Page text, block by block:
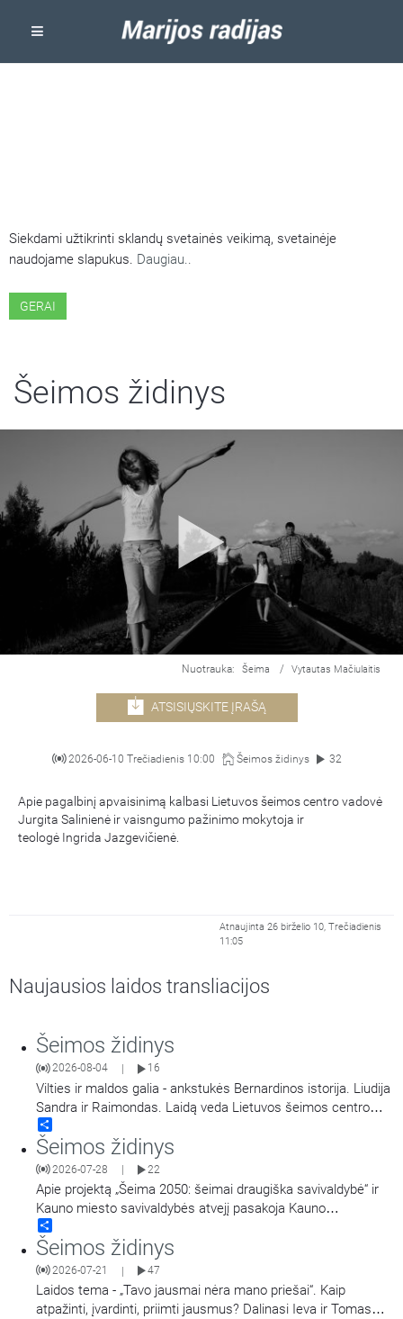
Siekdami užtikrinti sklandų svetainės veikimą, svetainėje
naudojame slapukus. Daugiau..
GERAI
Šeimos židinys
Nuotrauka: Šeima / Vytautas Mačiulaitis
ATSISIŲSKITE ĮRAŠĄ
2026-06-10 Trečiadienis 10:00 Šeimos židinys 32
Apie pagalbinį apvaisinimą kalbasi Lietuvos šeimos centro vadovė
Jurgita Salinienė ir vaisngumo pažinimo mokytoja ir
teologė Ingrida Jazgevičienė.
Atnaujinta 26 birželio 10, Trečiadienis
11:05
Naujausios laidos transliacijos
Šeimos židinys
2026-08-04 16
Vilties ir maldos galia - ankstukės Bernardinos istorija. Liudija
Sandra ir Raimondas. Laidą veda Lietuvos šeimos centro
vadovė Jurgita Salinienė.
Šeimos židinys
2026-07-28 22
Apie projektą „Šeima 2050: šeimai draugiška savivaldybė“ ir
Kauno miesto savivaldybės atvejį pasakoja Kauno
miesto savivaldybės Šeimos reikalų komisijos pirmininkas
Tomas Žebuolis ir Kauno miesto savivaldybės
administracijos Socialinių paslaugų skyriaus Paslaugų šeimai
ir vaikui poskyrio vedėja, Šeimos reikalų komisijos narė Giedrė
Vareikienė. Laidą…
Šeimos židinys
2026-07-21 | 47
Laidos tema - „Tavo jausmai nėra mano priešai“. Kaip
atpažinti, įvardinti, priimti jausmus? Dalinasi Ieva ir Tomas